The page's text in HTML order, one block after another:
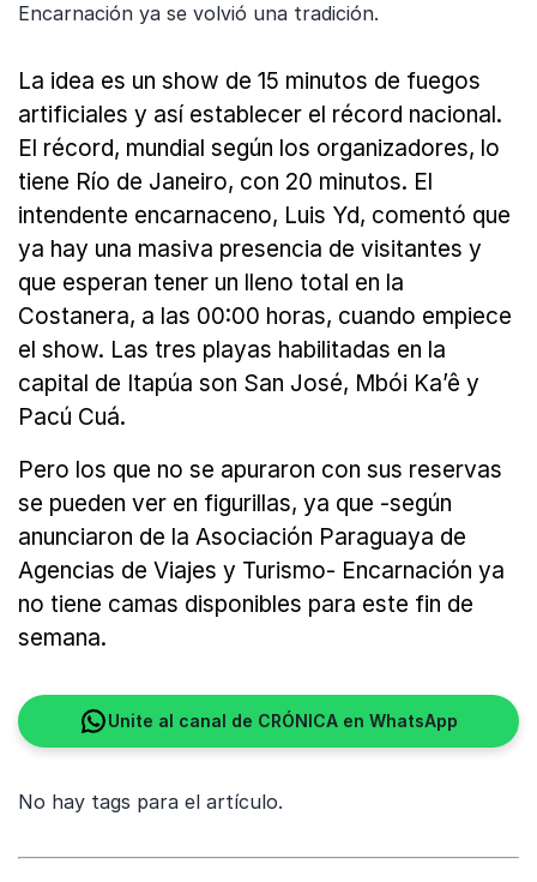
Encarnación ya se volvió una tradición.
La idea es un show de 15 minutos de fuegos
artificiales y así establecer el récord nacional.
El récord, mundial según los organizadores, lo
tiene Río de Janeiro, con 20 minutos. El
intendente encarnaceno, Luis Yd, comentó que
ya hay una masiva presencia de visitantes y
que esperan tener un lleno total en la
Costanera, a las 00:00 horas, cuando empiece
el show. Las tres playas habilitadas en la
capital de Itapúa son San José, Mbói Ka’ê y
Pacú Cuá.
Pero los que no se apuraron con sus reservas
se pueden ver en figurillas, ya que -según
anunciaron de la Asociación Paraguaya de
Agencias de Viajes y Turismo- Encarnación ya
no tiene camas disponibles para este fin de
semana.
Unite al canal de CRÓNICA en WhatsApp
No hay tags para el artículo.